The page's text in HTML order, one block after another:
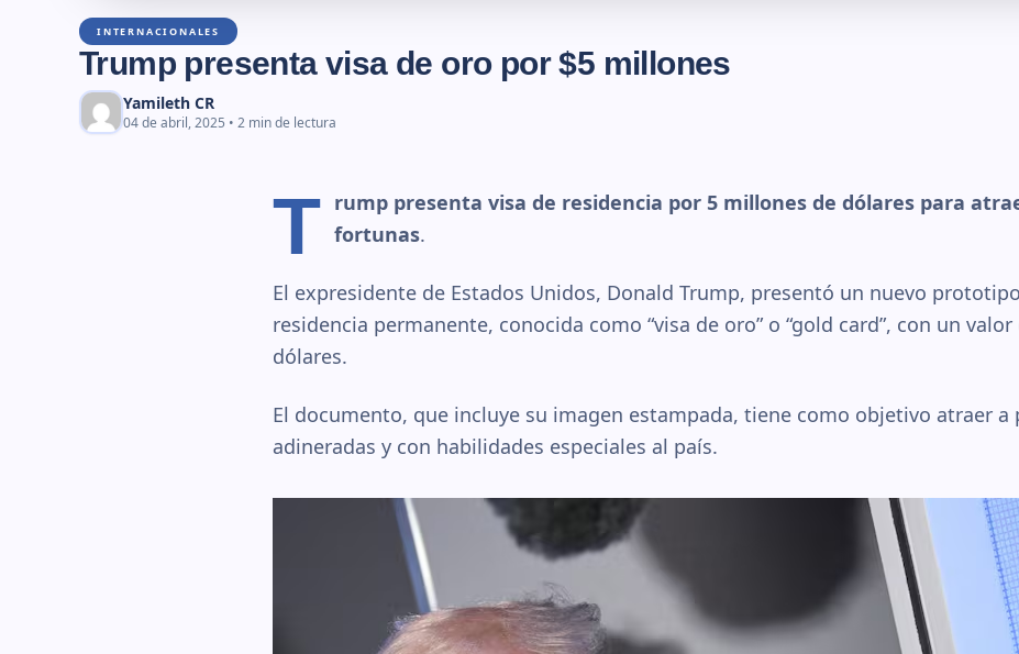
INTERNACIONALES
Trump presenta visa de oro por $5 millones
Yamileth CR
04 de abril, 2025 • 2 min de lectura
T rump presenta visa de residencia por 5 millones de dólares para
fortunas.
El expresidente de Estados Unidos, Donald Trump, presentó un nuevo
residencia permanente, conocida como “visa de oro” o “gold card”, con un
dólares.
El documento, que incluye su imagen estampada, tiene como objetivo atraer a
adineradas y con habilidades especiales al país.